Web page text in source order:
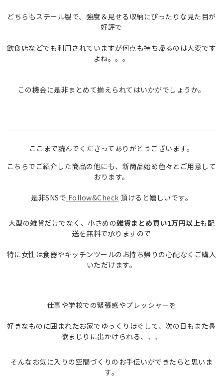
どちらもスチール製で、強度＆見せる収納にぴったりな見た目が
好評で
飲食店などでも利用されていますが何点も持ち帰るのは大変です
よね。。。
この機会に是非まとめて揃えられてはいかがでしょうか。
ここまで読んでくださってありがとうございます。
こちらでご紹介した商品の他にも、新商品始め色々とご用意して
おります。
是非SNSで Follow&Check 頂けると嬉しいです。
大型の雑貨だけでなく、小さめの雑貨まとめ買い1万円以上も配
送を無料で承りますので
特に女性は食器やキッチンツールのお持ち帰りの心配なくご購入
いただけます。
仕事や学校での緊張感やプレッシャーを
好きなものに囲まれたお家でゆっくりほぐして、次の日もまた鼻
歌まじりに出かけられる、、、
そんなお気に入りの空間づくりのお手伝いができたらと思いま
す。